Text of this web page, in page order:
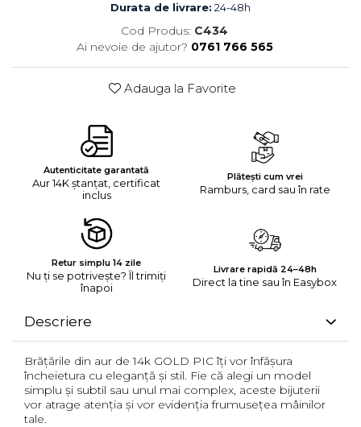
Durata de livrare: 24-48h
Cod Produs: C434
Ai nevoie de ajutor? 0761 766 565
Adauga la Favorite
Autenticitate garantată
Aur 14K ștanțat, certificat
inclus
Plătești cum vrei
Ramburs, card sau în rate
Retur simplu 14 zile
Nu ți se potrivește? Îl trimiți
înapoi
Livrare rapidă 24–48h
Direct la tine sau în Easybox
Descriere
Brățările din aur de 14k GOLD PIC îți vor înfășura
încheietura cu eleganță și stil. Fie că alegi un model
simplu și subtil sau unul mai complex, aceste bijuterii
vor atrage atenția și vor evidenția frumusețea mâinilor
tale.